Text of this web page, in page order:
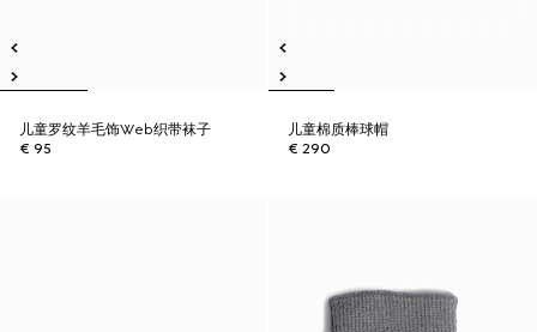
儿童罗纹羊毛饰Web织带袜子
€ 95
儿童棉质棒球帽
€ 290